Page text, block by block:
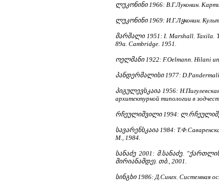
ლუკონინი 1966: В.Г.Луконин.
ლუკონინი 1969: И.Г.Лყконин.
მარშალი 1951: I. Marshall. Taxila.
89a. Cambridge. 1951.
ოელმანი 1922: F.Oelmann. Hilani
პანდერმალისი 1977:
პიგულევსკაია 1956:
архитектурной типологии в
რჩეულიშვილი 1994:
სავარენსკაია 1984:
М., 1984.
სანაძე 2001: მ.სანაძე.
მირიანამდე). თბ., 2001.
სინგხი 1986: Д.Сингх. Системная